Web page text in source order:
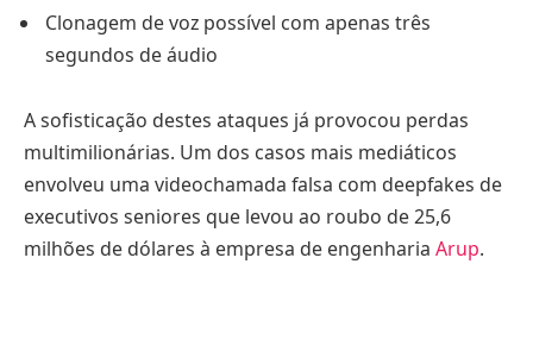
Clonagem de voz possível com apenas três
segundos de áudio
A sofisticação destes ataques já provocou perdas
multimilionárias. Um dos casos mais mediáticos
envolveu uma videochamada falsa com deepfakes de
executivos seniores que levou ao roubo de 25,6
milhões de dólares à empresa de engenharia Arup.